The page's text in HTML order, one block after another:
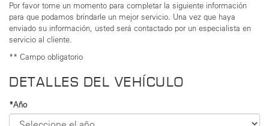
Por favor tome un momento para completar la siguiente información
para que podamos brindarle un mejor servicio. Una vez que haya
enviado su información, usted será contactado por un especialista en
servicio al cliente.
** Campo obligatorio
DETALLES DEL VEHÍCULO
*Año